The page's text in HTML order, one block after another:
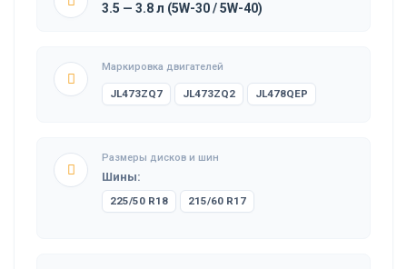
3.5 — 3.8 л (5W-30 / 5W-40)
Маркировка двигателей
JL473ZQ7 JL473ZQ2 JL478QEP
Размеры дисков и шин
Шины:
225/50 R18 215/60 R17